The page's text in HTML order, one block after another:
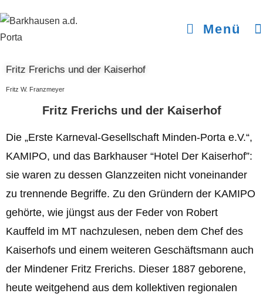
Menü
Fritz Frerichs und der Kaiserhof
Fritz W. Franzmeyer
Fritz Frerichs und der Kaiserhof
Die „Erste Karneval-Gesellschaft Minden-Porta e.V.“,
KAMIPO, und das Barkhauser “Hotel Der Kaiserhof”:
sie waren zu dessen Glanzzeiten nicht voneinander
zu trennende Begriffe. Zu den Gründern der KAMIPO
gehörte, wie jüngst aus der Feder von Robert
Kauffeld im MT nachzulesen, neben dem Chef des
Kaiserhofs und einem weiteren Geschäftsmann auch
der Mindener Fritz Frerichs. Dieser 1887 geborene,
heute weitgehend aus dem kollektiven regionalen